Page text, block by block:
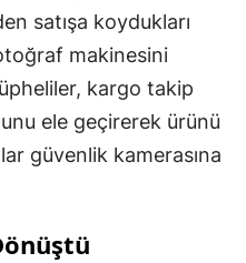
satışa koydukları
makinesini
kargo takip
ele geçirerek ürünü
güvenlik kamerasına